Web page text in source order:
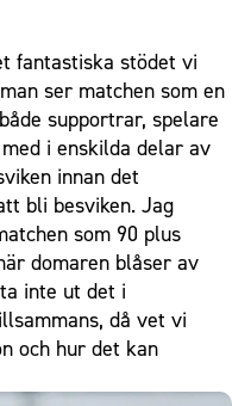
fantastiska stödet vi
ser matchen som en
supportrar, spelare
i enskilda delar av
innan det
bli besviken. Jag
som 90 plus
domaren blåser av
inte ut det i
då vet vi
och hur det kan